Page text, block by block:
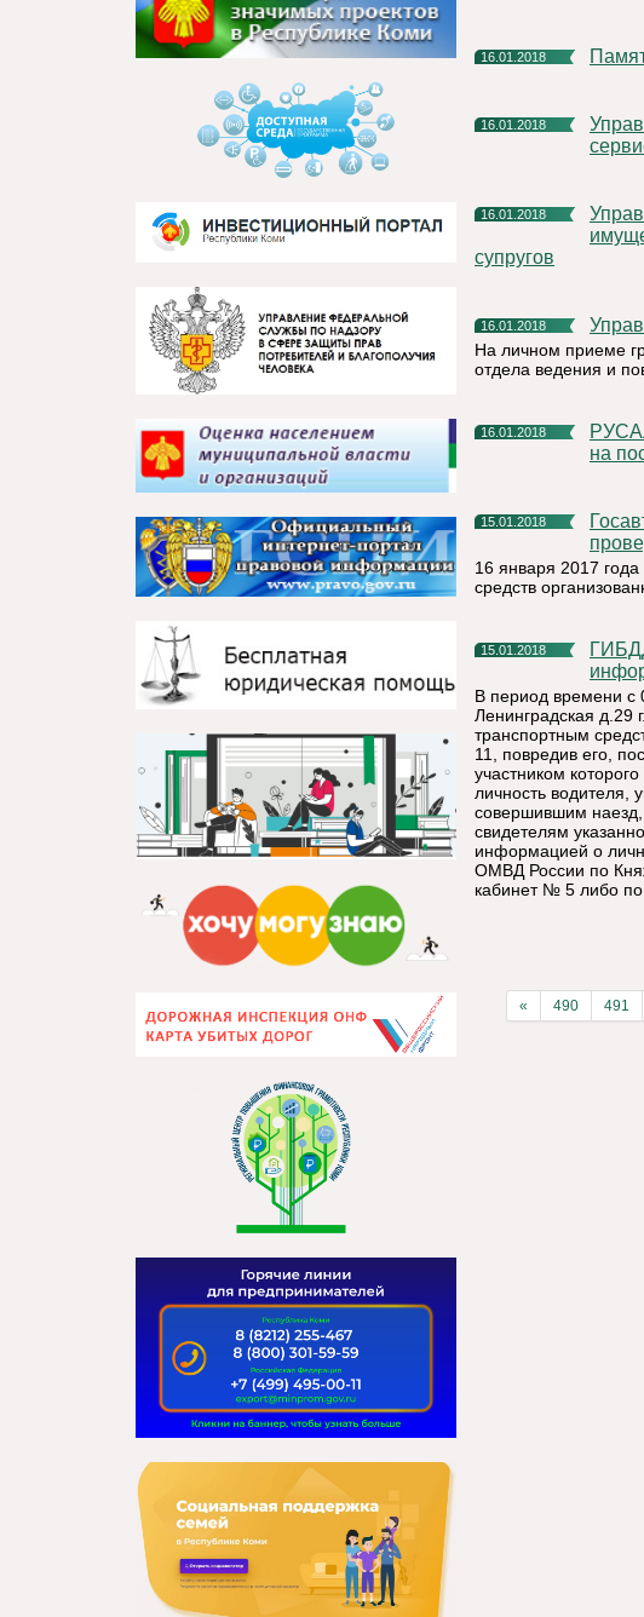
16.01.2018
16.01.2018
Управление Росреестра по Республике Коми: электронные
16.01.2018
Управление Росреестра по Республике Коми: об общем
супругов
16.01.2018
На личном приеме
отдела ведения и
16.01.2018
РУСАЛ и ЭНЕРГОПРОМ заключили долгосрочный контракт
на
15.01.2018
Госавтоинспекторы проверят водителей во время массовых
16 января 2017
средств
15.01.2018
ГИБДД ОМВД России по Княжпогостскому району
В период времени с
Ленинградская д.29
транспортным
11, повредив его,
участником
личность водителя,
совершившим
свидетелям
информацией о
ОМВД России по
кабинет № 5 либо
« 490 491